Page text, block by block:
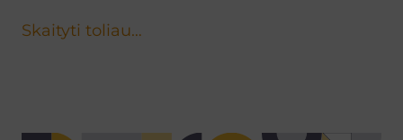
Skaityti toliau…